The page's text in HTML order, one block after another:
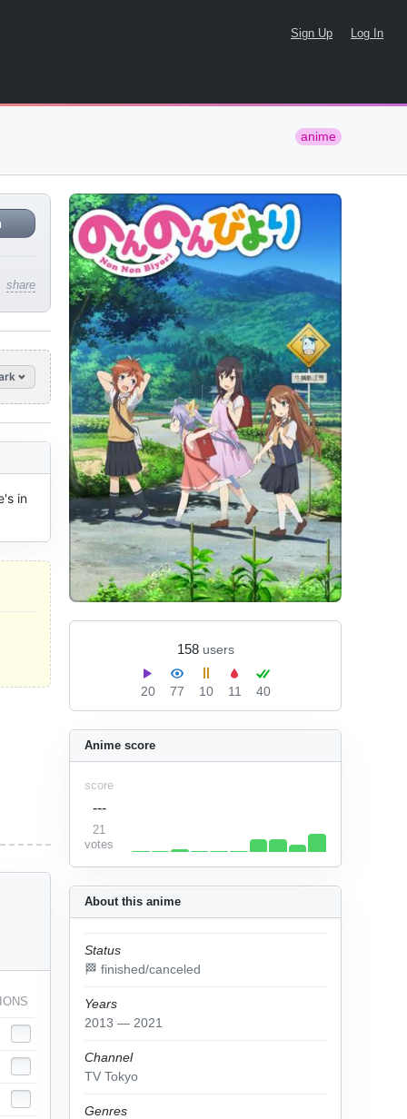
Sign Up Log In
anime
share
158 users
20 77 10 11 40
About this anime
Status
🏁 finished/canceled
Years
2013 — 2021
Channel
TV Tokyo
Genres
Anime score
score
---
21
votes
in